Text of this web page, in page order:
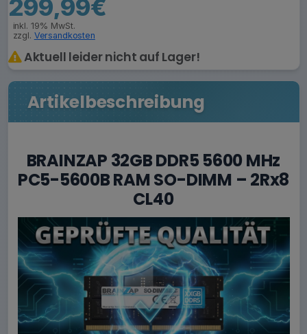
299,99€
inkl. 19% MwSt.
zzgl. Versandkosten
Aktuell leider nicht auf Lager!
Artikelbeschreibung
BRAINZAP 32GB DDR5 5600 MHz
PC5-5600B RAM SO-DIMM – 2Rx8
CL40